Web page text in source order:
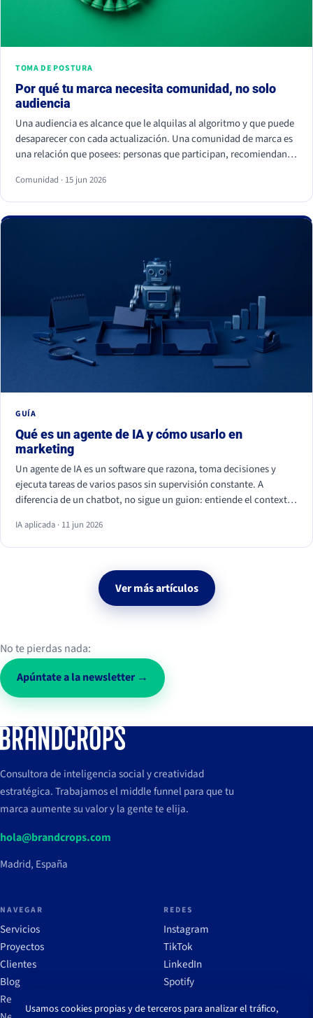
TOMA DE POSTURA
Por qué tu marca necesita comunidad, no solo
audiencia
Una audiencia es alcance que le alquilas al algoritmo y que puede
desaparecer con cada actualización. Una comunidad de marca es
una relación que posees: personas que participan, recomiendan y
comunidad sostiene el negocio cuando el alcance pagado falla.
Comunidad · 15 jun 2026
GUÍA
Qué es un agente de IA y cómo usarlo en
marketing
Un agente de IA es un software que razona, toma decisiones y
ejecuta tareas de varios pasos sin supervisión constante. A
diferencia de un chatbot, no sigue un guion: entiende el contexto
analizar datos, calificar leads y monitorizar la conversación social.
IA aplicada · 11 jun 2026
Ver más artículos
No te pierdas nada:
Apúntate a la newsletter →
Consultora de inteligencia social y creatividad
estratégica. Trabajamos el middle funnel para que tu
marca aumente su valor y la gente te elija.
hola@brandcrops.com
Madrid, España
NAVEGAR
Servicios
Proyectos
Clientes
Blog
Recursos
REDES
Instagram
TikTok
LinkedIn
Spotify
Usamos cookies propias y de terceros para analizar el tráfico,